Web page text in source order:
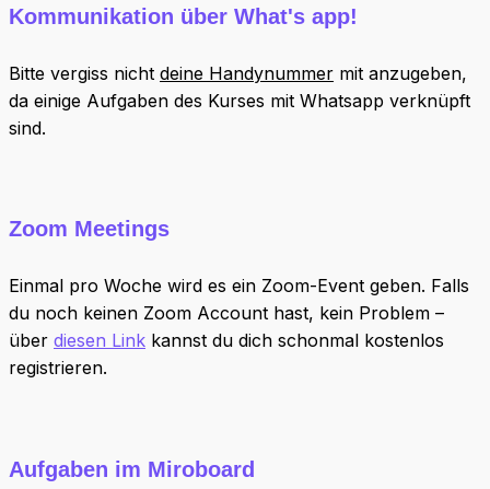
Kommunikation über What's app!
Bitte vergiss nicht deine Handynummer mit anzugeben,
da einige Aufgaben des Kurses mit Whatsapp verknüpft
sind.
Zoom Meetings
Einmal pro Woche wird es ein Zoom-Event geben. Falls
du noch keinen Zoom Account hast, kein Problem –
über diesen Link kannst du dich schonmal kostenlos
registrieren.
Aufgaben im Miroboard